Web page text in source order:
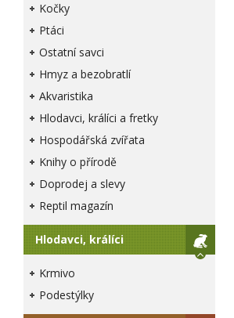
Kočky
Ptáci
Ostatní savci
Hmyz a bezobratlí
Akvaristika
Hlodavci, králíci a fretky
Hospodářská zvířata
Knihy o přírodě
Doprodej a slevy
Reptil magazín
Hlodavci, králíci
Krmivo
Podestýlky